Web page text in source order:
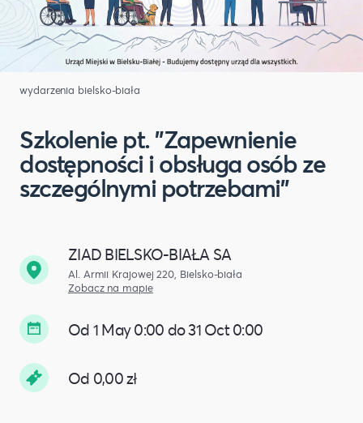
wydarzenia bielsko-biała
Szkolenie pt. "Zapewnienie
dostępności i obsługa osób ze
szczególnymi potrzebami"
ZIAD BIELSKO-BIAŁA SA
Al. Armii Krajowej 220, Bielsko-biała
Zobacz na mapie
Od 1 May 0:00 do 31 Oct 0:00
Od 0,00 zł